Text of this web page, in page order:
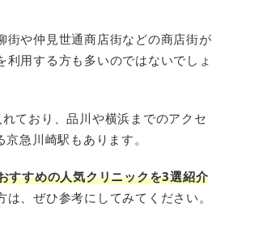
街や仲見世通商店街などの商店街が
用する方も多いのではないでしょ
ており、品川や横浜までのアクセ
急川崎駅もあります。
すすめの人気クリニックを3選紹介
、ぜひ参考にしてみてください。